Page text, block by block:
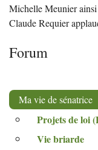
Michelle Meunier
Claude Requier
Forum
Ma vie de sénatrice
Projets de loi (
Vie briarde